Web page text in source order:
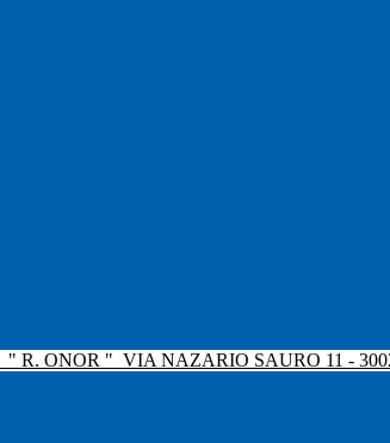
" R. ONOR " VIA NAZARIO SAURO 11 -